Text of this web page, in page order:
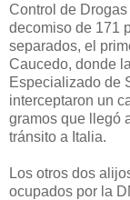
Control de
decomiso de 171
separados, el
Caucedo, donde
Especializado de
interceptaron un
gramos que llegó
tránsito a Italia.
Los otros dos
ocupados por la